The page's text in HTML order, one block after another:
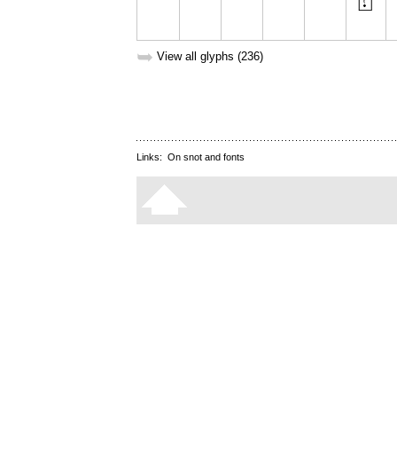
➥ View all glyphs (236)
Links: On snot and fonts